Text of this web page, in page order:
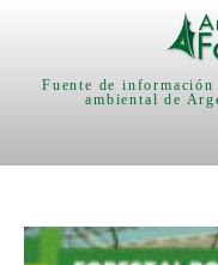
Fuente de
ambiental de